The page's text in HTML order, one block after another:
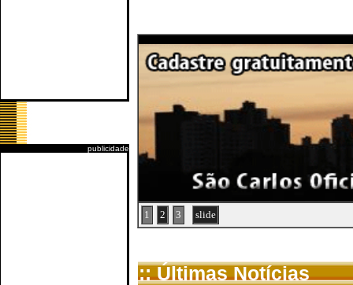
publicidade
1 2 3 slide
:: Últimas Notícias